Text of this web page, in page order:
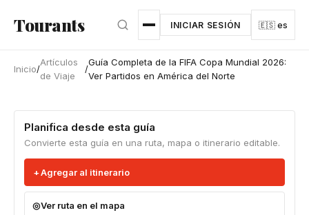
Tourants INICIAR SESIÓN 🇪🇸 es
Inicio/
Artículos
de Viaje
/
Guía Completa de la FIFA Copa Mundial 2026:
Ver Partidos en América del Norte
Planifica desde esta guía
Convierte esta guía en una ruta, mapa o itinerario editable.
Agregar al itinerario
Ver ruta en el mapa